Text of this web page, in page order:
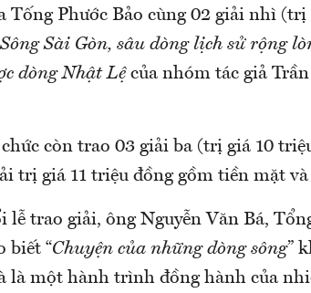
Tống Phước Bảo cùng 02 giải nhì
Sông Sài Gòn, sâu dòng lịch sử rộng
dòng Nhật Lệcủa nhóm tác giả
còn trao 03 giải ba (trị giá 10
trị giá 11 triệu đồng gồm tiền mặt và
lễ trao giải, ông Nguyễn Văn Bá,
biết “Chuyện của những dòng sông”
là một hành trình đồng hành của